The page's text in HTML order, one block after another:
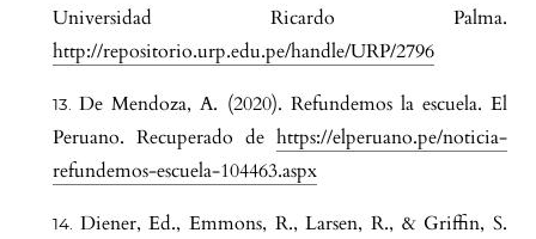
Universidad Ricardo Palma.
http://repositorio.urp.edu.pe/handle/URP/2796
De Mendoza, A. (2020). Refundemos la escuela. El
Peruano. Recuperado de https://elperuano.pe/noticia-
refundemos-escuela-104463.aspx
Diener, Ed., Emmons, R., Larsen, R., & Griffin, S.